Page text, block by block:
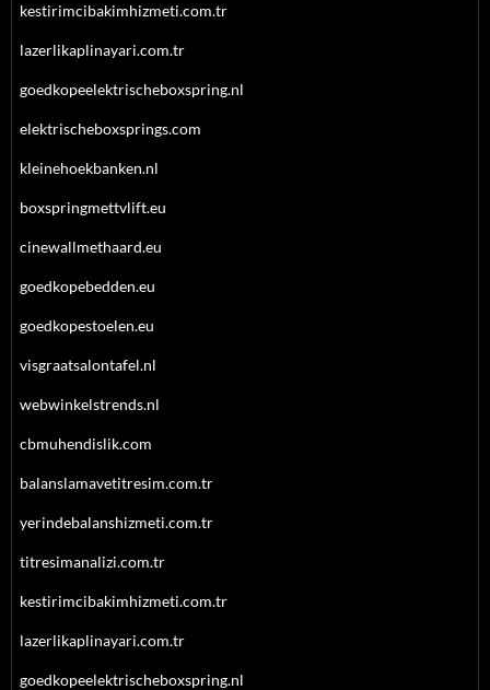
kestirimcibakimhizmeti.com.tr
lazerlikaplinayari.com.tr
goedkopeelektrischeboxspring.nl
elektrischeboxsprings.com
kleinehoekbanken.nl
boxspringmettvlift.eu
cinewallmethaard.eu
goedkopebedden.eu
goedkopestoelen.eu
visgraatsalontafel.nl
webwinkelstrends.nl
cbmuhendislik.com
balanslamavetitresim.com.tr
yerindebalanshizmeti.com.tr
titresimanalizi.com.tr
kestirimcibakimhizmeti.com.tr
lazerlikaplinayari.com.tr
goedkopeelektrischeboxspring.nl